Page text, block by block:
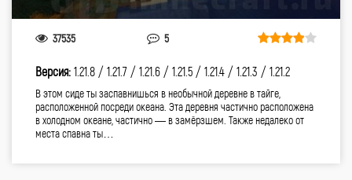
37535 5
Версия: 1.21.8 / 1.21.7 / 1.21.6 / 1.21.5 / 1.21.4 / 1.21.3 / 1.21.2
В этом сиде ты заспавнишься в необычной деревне в тайге,
расположенной посреди океана. Эта деревня частично расположена
в холодном океане, частично — в замёрзшем. Также недалеко от
места спавна ты…